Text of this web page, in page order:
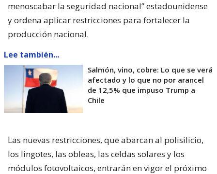
menoscabar la seguridad nacional” estadounidense
y ordena aplicar restricciones para fortalecer la
producción nacional.
Lee también...
Salmón, vino, cobre: Lo que se verá
afectado y lo que no por arancel
de 12,5% que impuso Trump a
Chile
Las nuevas restricciones, que abarcan al polisilicio,
los lingotes, las obleas, las celdas solares y los
módulos fotovoltaicos, entrarán en vigor el próximo